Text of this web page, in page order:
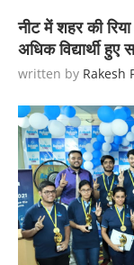
नीट में शहर की
अधिक विद्यार्थी
written by Rakesh